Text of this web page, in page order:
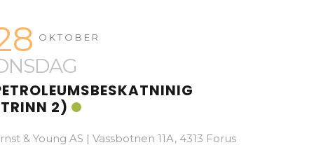
OKTOBER
2)
& Young AS | Vassbotnen 11A, 4313 Forus